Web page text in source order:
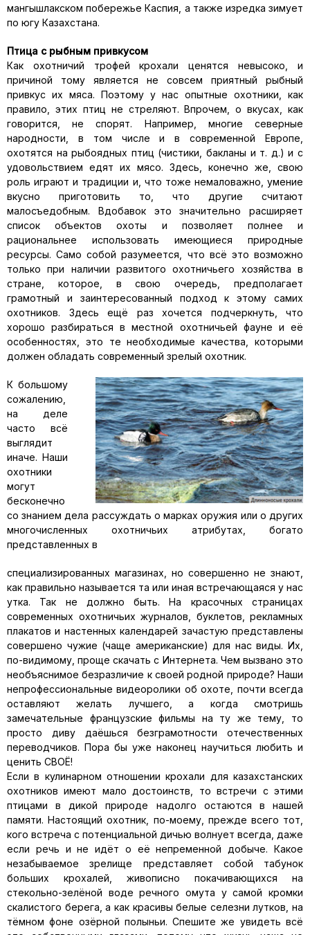
мангышлакском побережье Каспия, а также изредка зимует
по югу Казахстана.
Птица с рыбным привкусом
Как охотничий трофей крохали ценятся невысоко, и
причиной тому является не совсем приятный рыбный
привкус их мяса. Поэтому у нас опытные охотники, как
правило, этих птиц не стреляют. Впрочем, о вкусах, как
говорится, не спорят. Например, многие северные
народности, в том числе и в современной Европе,
охотятся на рыбоядных птиц (чистики, бакланы и т. д.) и с
удовольствием едят их мясо. Здесь, конечно же, свою
роль играют и традиции и, что тоже немаловажно, умение
вкусно приготовить то, что другие считают
малосъедобным. Вдобавок это значительно расширяет
список объектов охоты и позволяет полнее и
рациональнее использовать имеющиеся природные
ресурсы. Само собой разумеется, что всё это возможно
только при наличии развитого охотничьего хозяйства в
стране, которое, в свою очередь, предполагает
грамотный и заинтересованный подход к этому самих
охотников. Здесь ещё раз хочется подчеркнуть, что
хорошо разбираться в местной охотничьей фауне и её
особенностях, это те необходимые качества, которыми
должен обладать современный зрелый охотник.
К большому
сожалению,
на деле
часто всё
выглядит
иначе. Наши
охотники
могут
бесконечно
со знанием дела рассуждать о марках оружия или о других
многочисленных охотничьих атрибутах, богато
представленных в
специализированных магазинах, но совершенно не знают,
как правильно называется та или иная встречающаяся у нас
утка. Так не должно быть. На красочных страницах
современных охотничьих журналов, буклетов, рекламных
плакатов и настенных календарей зачастую представлены
совершено чужие (чаще американские) для нас виды. Их,
по-видимому, проще скачать с Интернета. Чем вызвано это
необъяснимое безразличие к своей родной природе? Наши
непрофессиональные видеоролики об охоте, почти всегда
оставляют желать лучшего, а когда смотришь
замечательные французские фильмы на ту же тему, то
просто диву даёшься безграмотности отечественных
переводчиков. Пора бы уже наконец научиться любить и
ценить СВОЁ!
Если в кулинарном отношении крохали для казахстанских
охотников имеют мало достоинств, то встречи с этими
птицами в дикой природе надолго остаются в нашей
памяти. Настоящий охотник, по-моему, прежде всего тот,
кого встреча с потенциальной дичью волнует всегда, даже
если речь и не идёт о её непременной добыче. Какое
незабываемое зрелище представляет собой табунок
больших крохалей, живописно покачивающихся на
стекольно-зелёной воде речного омута у самой кромки
скалистого берега, а как красивы белые селезни лутков, на
тёмном фоне озёрной полыньи. Спешите же увидеть всё